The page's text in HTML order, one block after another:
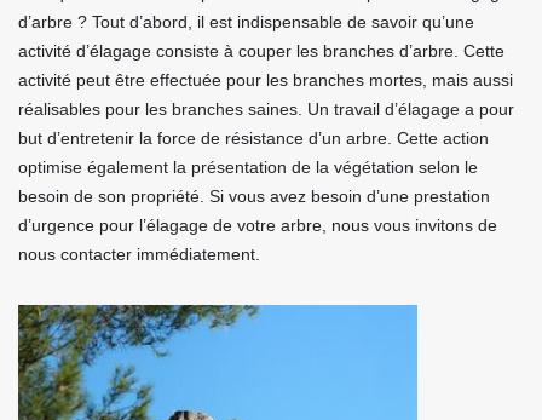
d’arbre ? Tout d’abord, il est indispensable de savoir qu’une
activité d’élagage consiste à couper les branches d’arbre. Cette
activité peut être effectuée pour les branches mortes, mais aussi
réalisables pour les branches saines. Un travail d’élagage a pour
but d’entretenir la force de résistance d’un arbre. Cette action
optimise également la présentation de la végétation selon le
besoin de son propriété. Si vous avez besoin d’une prestation
d’urgence pour l’élagage de votre arbre, nous vous invitons de
nous contacter immédiatement.